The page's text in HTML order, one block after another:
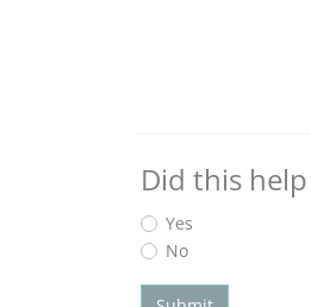
Did this
Yes
No